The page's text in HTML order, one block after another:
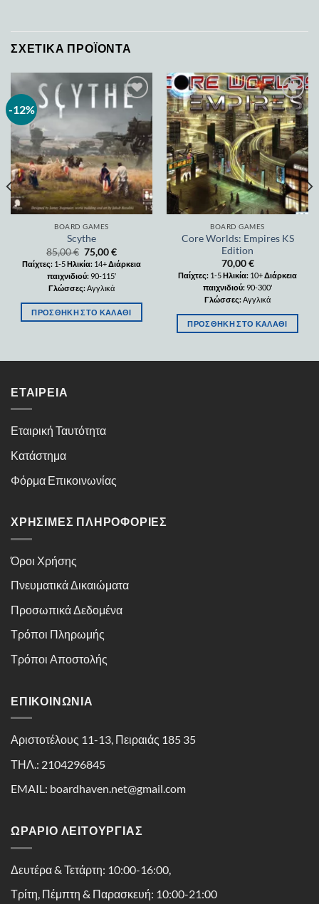
ΣΧΕΤΙΚΆ ΠΡΟΪΌΝΤΑ
-12%
Add to
wishlist
BOARD GAMES
Scythe
85,00€ 75,00€
Παίχτες: 1-5Ηλικία: 14+Διάρκεια
παιχνιδιού:90-115′
Γλώσσες:Αγγλικά
ΠΡΟΣΘΉΚΗ ΣΤΟ ΚΑΛΆΘΙ
Add to
wishlist
BOARD GAMES
Core Worlds: Empires KS
Edition
70,00€
Παίχτες: 1-5Ηλικία: 10+Διάρκεια
παιχνιδιού:90-300'
Γλώσσες:Αγγλικά
ΠΡΟΣΘΉΚΗ ΣΤΟ ΚΑΛΆΘΙ
ΕΤΑΙΡΕΊΑ
Εταιρική Ταυτότητα
Κατάστημα
Φόρμα Επικοινωνίας
ΧΡΉΣΙΜΕΣ ΠΛΗΡΟΦΟΡΊΕΣ
Όροι Χρήσης
Πνευματικά Δικαιώματα
Προσωπικά Δεδομένα
Τρόποι Πληρωμής
Τρόποι Αποστολής
ΕΠΙΚΟΙΝΩΝΊΑ
Αριστοτέλους 11-13, Πειραιάς 185 35
ΤΗΛ.: 2104296845
EMAIL: boardhaven.net@gmail.com
ΩΡΑΡΙΟ ΛΕΙΤΟΥΡΓΙΑΣ
Δευτέρα & Τετάρτη: 10:00-16:00,
Τρίτη, Πέμπτη & Παρασκευή: 10:00-21:00